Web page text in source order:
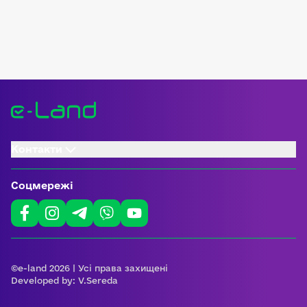
Соцмережі
©e-land 2026 | Усі права захищені
Developed by: V.Sereda